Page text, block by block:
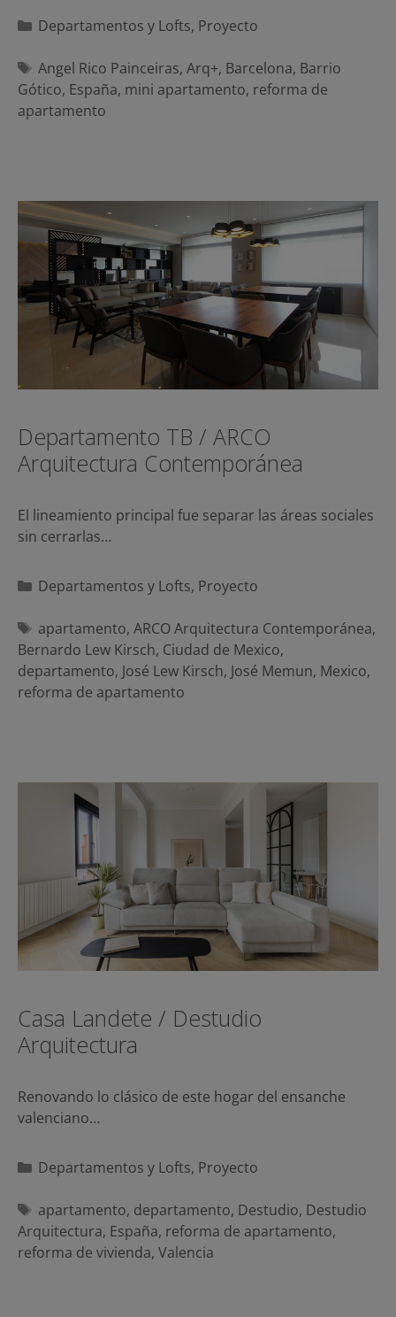
Categorías
Departamentos y Lofts, Proyecto
Etiquetas
Angel Rico Painceiras, Arq+, Barcelona, Barrio
Gótico, España, mini apartamento, reforma de
apartamento
Departamento TB / ARCO
Arquitectura Contemporánea
El lineamiento principal fue separar las áreas sociales
sin cerrarlas…
Categorías
Departamentos y Lofts, Proyecto
Etiquetas
apartamento, ARCO Arquitectura Contemporánea,
Bernardo Lew Kirsch, Ciudad de Mexico,
departamento, José Lew Kirsch, José Memun, Mexico,
reforma de apartamento
Casa Landete / Destudio
Arquitectura
Renovando lo clásico de este hogar del ensanche
valenciano…
Categorías
Departamentos y Lofts, Proyecto
Etiquetas
apartamento, departamento, Destudio, Destudio
Arquitectura, España, reforma de apartamento,
reforma de vivienda, Valencia